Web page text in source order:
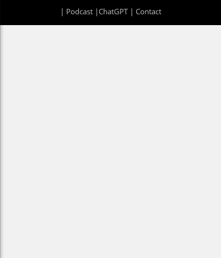
| Podcast| ChatGPT| Contact